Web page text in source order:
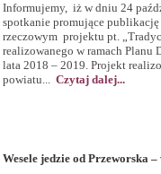
Informujemy, iż w dniu 24
spotkanie promujące
rzeczowym projektu pt.
realizowanego w ramach Planu
lata 2018 – 2019. Projekt
powiatu... Czytaj dalej...
Wesele jedzie od Przeworska